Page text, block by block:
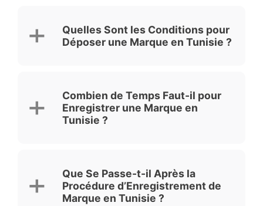
Quelles Sont les Conditions pour
Déposer une Marque en Tunisie ?
Combien de Temps Faut-il pour
Enregistrer une Marque en
Tunisie ?
Que Se Passe-t-il Après la
Procédure d’Enregistrement de
Marque en Tunisie ?